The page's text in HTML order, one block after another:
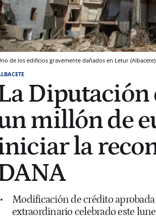
de los edificios gravemente dañados en Letur
Diputación
millón de
la
Modificación de crédito
extraordinario celebrado este